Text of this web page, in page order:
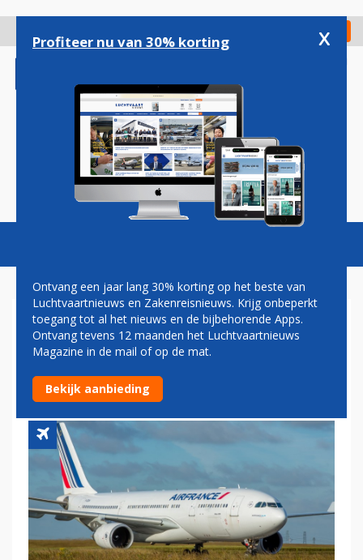
gaan
Check in
Magazine Podcasts Vacatures
AIR FRANCE STAAKT
VLUCHTUITVOERING NAAR
SIERRA LEONE
Profiteer nu van 30% korting x
Ontvang een jaar lang 30% korting op het beste van
Luchtvaartnieuws en Zakenreisnieuws. Krijg onbeperkt
toegang tot al het nieuws en de bijbehorende Apps.
Ontvang tevens 12 maanden het Luchtvaartnieuws
Magazine in de mail of op de mat.
Bekijk aanbieding